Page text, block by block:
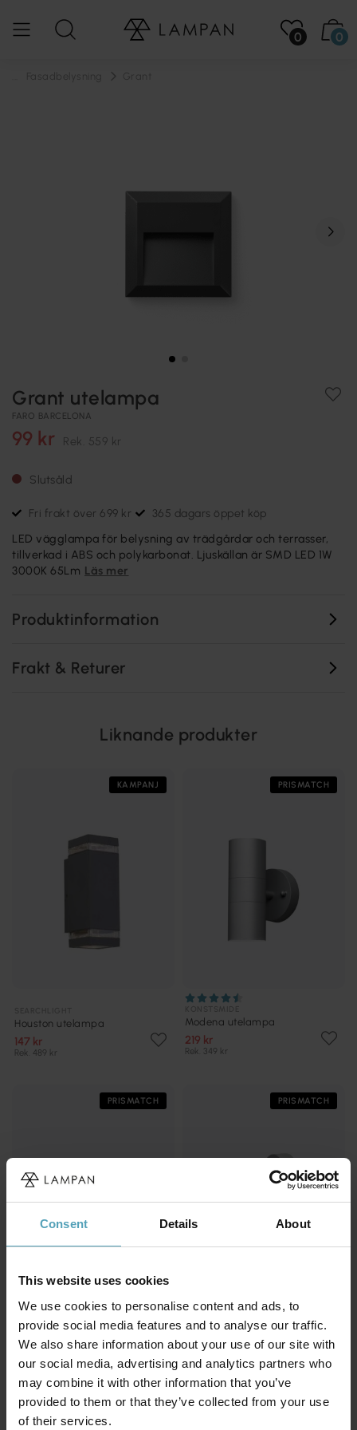
Consent Details About
This website uses cookies
We use cookies to personalise content and ads, to
provide social media features and to analyse our traffic.
We also share information about your use of our site with
our social media, advertising and analytics partners who
may combine it with other information that you’ve
provided to them or that they’ve collected from your use
of their services.
0 0
Grant utelampa
FARO BARCELONA
99 kr Rek. 559 kr
Slutsåld
Fri frakt över 699 kr 365 dagars öppet köp
LED vägglampa för belysning av trädgårdar och terrasser,
tillverkad i ABS och polykarbonat. Ljuskällan är SMD LED 1W
3000K 65Lm Läs mer
Produktinformation
Frakt & Returer
Liknande produkter
KAMPANJ
Houston utelampa
147 kr
Rek. 489 kr
PRISMATCH
Modena utelampa
219 kr
Rek. 349 kr
PRISMATCH
KONSTSMIDE
Teramo utelampa
Rek. 399 kr
PRISMATCH
KONSTSMIDE
Modena utelampa
219 kr
Rek. 379 kr